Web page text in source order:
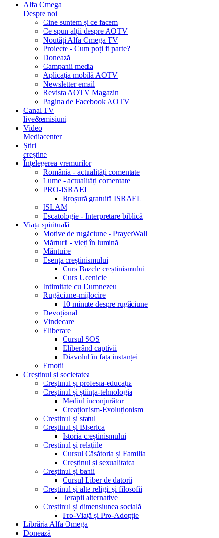
Alfa Omega
Despre noi
Cine suntem și ce facem
Ce spun alții despre AOTV
Noutăți Alfa Omega TV
Proiecte - Cum poți fi parte?
Donează
Campanii media
Aplicația mobilă AOTV
Newsletter email
Revista AOTV Magazin
Pagina de Facebook AOTV
Canal TV
live&emisiuni
Video
Mediacenter
Știri
creștine
Înțelegerea vremurilor
România - actualități comentate
Lume - actualități comentate
PRO-ISRAEL
Broșură gratuită ISRAEL
ISLAM
Escatologie - Interpretare biblică
Viața spirituală
Motive de rugăciune - PrayerWall
Mărturii - vieți în lumină
Mântuire
Esența creștinismului
Curs Bazele creștinismului
Curs Ucenicie
Intimitate cu Dumnezeu
Rugăciune-mijlocire
10 minute despre rugăciune
Devoțional
Vindecare
Eliberare
Cursul SOS
Eliberând captivii
Diavolul în fața instanței
Emoții
Creștinul și societatea
Creștinul și profesia-educația
Creștinul și știința-tehnologia
Mediul înconjurător
Creaționism-Evoluționism
Creștinul și statul
Creștinul și Biserica
Istoria creștinismului
Creștinul și relațiile
Cursul Căsătoria și Familia
Creștinul și sexualitatea
Creștinul și banii
Cursul Liber de datorii
Creștinul și alte religii și filosofii
Terapii alternative
Creștinul și dimensiunea socială
Pro-Viață și Pro-Adopție
Librăria Alfa Omega
Donează